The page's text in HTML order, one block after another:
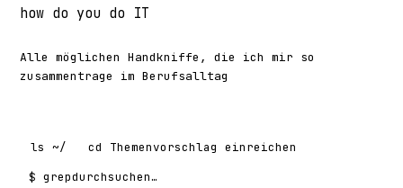
how do you do IT
Alle möglichen Handkniffe, die ich mir so
zusammentrage im Berufsalltag
ls ~/ cd
Themenvorschlag einreichen
$ grep